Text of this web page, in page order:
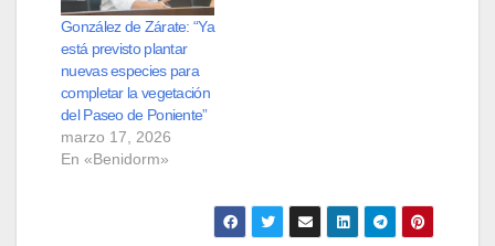
González de Zárate: “Ya
está previsto plantar
nuevas especies para
completar la vegetación
del Paseo de Poniente”
marzo 17, 2026
En «Benidorm»